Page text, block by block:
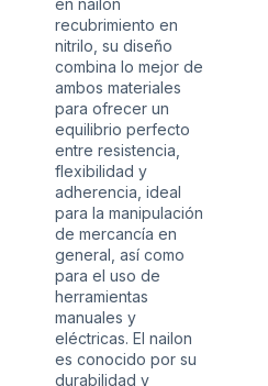
recubrimiento en
nitrilo, su diseño
combina lo mejor de
ambos materiales
para ofrecer un
equilibrio perfecto
entre resistencia,
flexibilidad y
adherencia, ideal
para la manipulación
de mercancía en
general, así como
para el uso de
herramientas
manuales y
eléctricas. El nailon
es conocido por su
durabilidad y